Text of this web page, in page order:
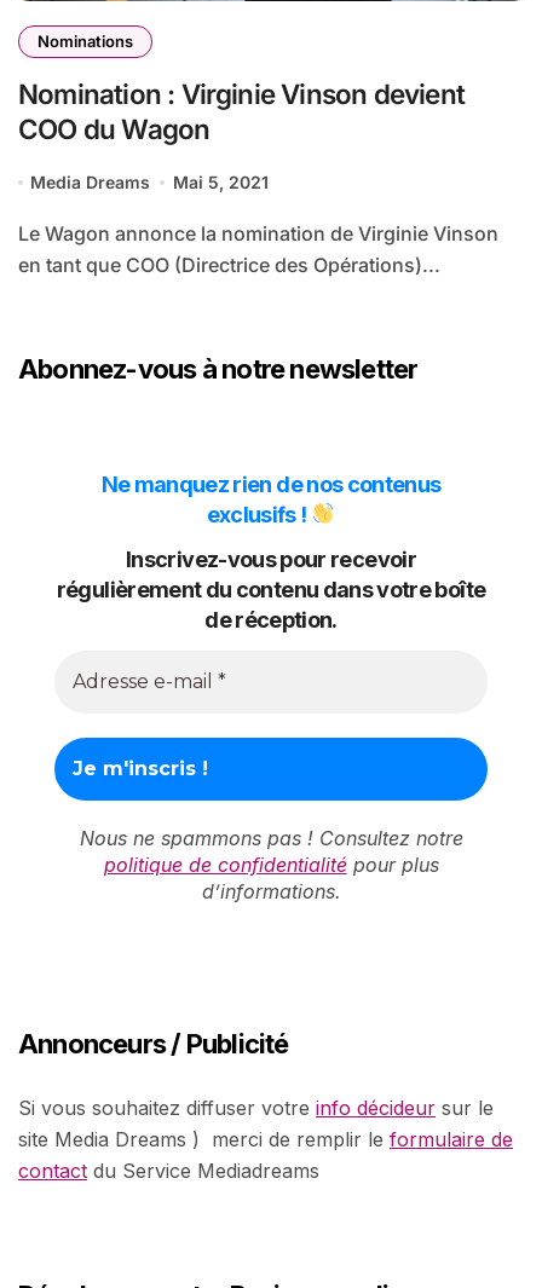
Nominations
Nomination : Virginie Vinson devient
COO du Wagon
Media Dreams Mai 5, 2021
Le Wagon annonce la nomination de Virginie Vinson
en tant que COO (Directrice des Opérations)...
Abonnez-vous à notre newsletter
Ne manquez rien de nos contenus
exclusifs !
Inscrivez-vous pour recevoir
régulièrement du contenu dans votre boîte
de réception.
Nous ne spammons pas ! Consultez notre
politique de confidentialitépour plus
d’informations.
Annonceurs / Publicité
Si vous souhaitez diffuser votre info décideur sur le
site Media Dreams ) merci de remplir le formulaire de
contact du Service Mediadreams